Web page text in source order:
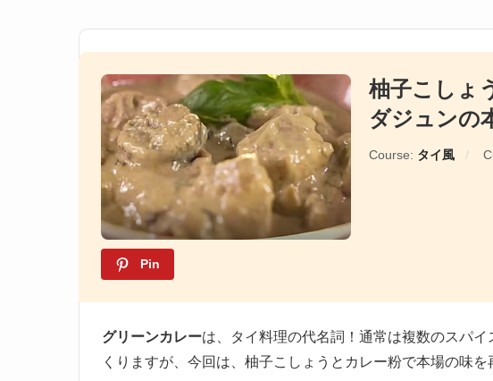
Pin
柚子こしょ
ダジュンの
Course: タイ風
グリーンカレーは、タイ料理の代名詞！通常は複数のスパ
くりますが、今回は、柚子こしょうとカレー粉で本場の味を